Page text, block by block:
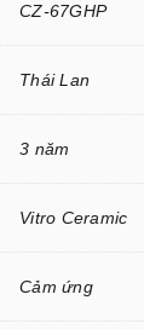
lượng Châu
nấu.
CZ-67GHP
Thái Lan
3 năm
Vitro Ceramic
Cảm ứng